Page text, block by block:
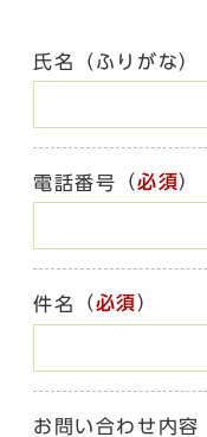
氏名（ふりがな）
電話番号 （必須）
件名 （必須）
お問い合わせ内容